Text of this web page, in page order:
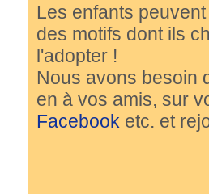
Les enfants
des motifs dont ils
l'adopter !
Nous avons besoin
en à vos amis, sur
Facebook etc. et